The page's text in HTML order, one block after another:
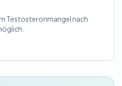
Testosteronmangel nach